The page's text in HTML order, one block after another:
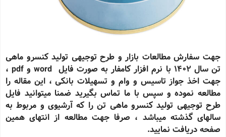
جهت سفارش مطالعات بازار و طرح توجیهی تولید کنسرو ماهی
تن سال 1402 با نرم افزار کامفار به صورت فایل word و pdf ،
جهت اخذ جواز تاسیس و وام و تسهیلات بانکی ، این مقاله را
مطالعه نموده و سپس با ما تماس بگیرید ضمنا میتوانید فایل
طرح توجیهی تولید کنسرو ماهی تن را که آرشیوی و مربوط به
سالهای گذشته میباشد ، صرفا جهت مطالعه از انتهای همین
صفحه دریافت نمایید.